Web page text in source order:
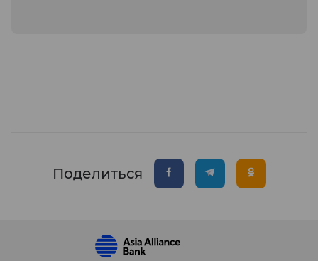
Поделиться